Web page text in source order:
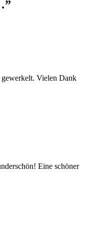
”
gewerkelt. Vielen Dank
Eine schöner